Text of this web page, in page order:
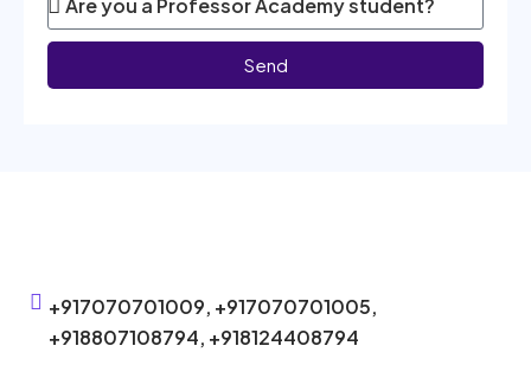
Send
+917070701009, +917070701005,
+918807108794, +918124408794